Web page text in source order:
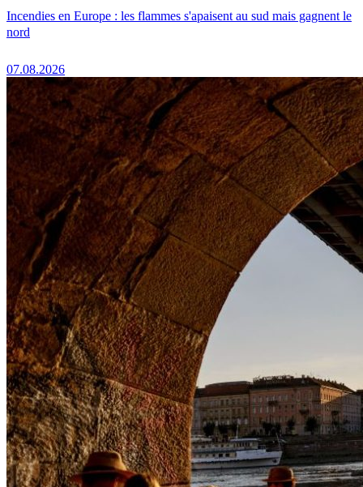
Incendies en Europe : les flammes s'apaisent au sud mais gagnent le
nord
07.08.2026